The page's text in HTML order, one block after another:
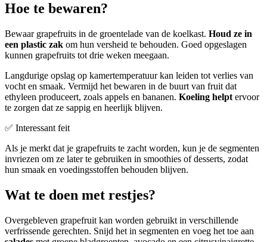
Hoe te bewaren?
Bewaar grapefruits in de groentelade van de koelkast. Houd ze in
een plastic zak om hun versheid te behouden. Goed opgeslagen
kunnen grapefruits tot drie weken meegaan.
Langdurige opslag op kamertemperatuur kan leiden tot verlies van
vocht en smaak. Vermijd het bewaren in de buurt van fruit dat
ethyleen produceert, zoals appels en bananen. Koeling helpt ervoor
te zorgen dat ze sappig en heerlijk blijven.
✅ Interessant feit
Als je merkt dat je grapefruits te zacht worden, kun je de segmenten
invriezen om ze later te gebruiken in smoothies of desserts, zodat
hun smaak en voedingsstoffen behouden blijven.
Wat te doen met restjes?
Overgebleven grapefruit kan worden gebruikt in verschillende
verfrissende gerechten. Snijd het in segmenten en voeg het toe aan